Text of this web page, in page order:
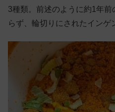
3種類。前述のように約1年
らず、輪切りにされたインゲ